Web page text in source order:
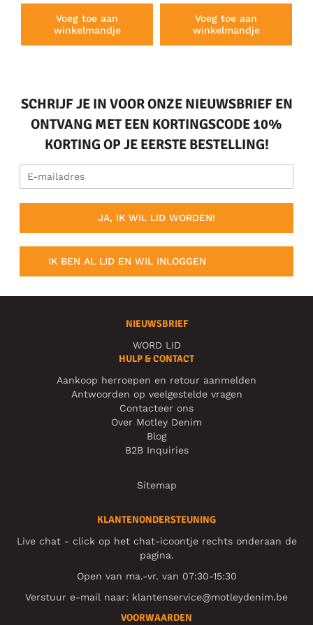
Voeg toe aan
winkelmandje
Voeg toe aan
winkelmandje
SCHRIJF JE IN VOOR ONZE NIEUWSBRIEF EN
ONTVANG MET EEN KORTINGSCODE 10%
KORTING OP JE EERSTE BESTELLING!
JA, IK WIL LID WORDEN!
IK BEN AL LID EN WIL INLOGGEN
NIEUWSBRIEF
WORD LID
HULP & CONTACT
Aankoop herroepen en retour aanmelden
Antwoorden op veelgestelde vragen
Contacteer ons
Over Motley Denim
Blog
B2B Inquiries
Sitemap
KLANTENONDERSTEUNING
Live chat - click op het chat-icoontje rechts onderaan de
pagina.
Open van ma.-vr. van 07:30-15:30
Verstuur e-mail naar: klantenservice@motleydenim.be
VOORWAARDEN